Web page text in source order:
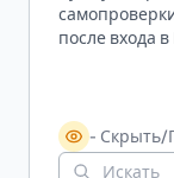
после входа в
- Скрыть/